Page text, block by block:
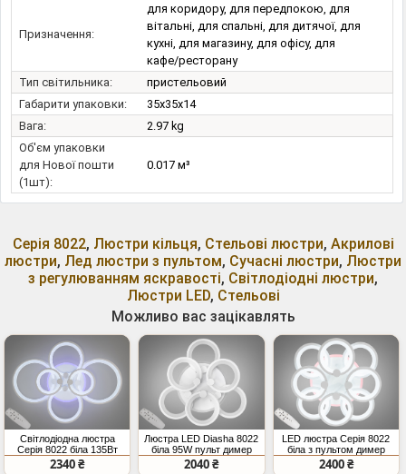
Призначення:
для коридору, для передпокою, для
вітальні, для спальні, для дитячої, для
кухні, для магазину, для офісу, для
кафе/ресторану
Тип світильника:
пристельовий
Габарити упаковки:
35x35x14
Вага:
2.97 kg
Об'єм упаковки
для Нової пошти
(1шт):
0.017 м³
Серія 8022, Люстри кільця, Стельові люстри, Акрилові
люстри, Лед люстри з пультом, Сучасні люстри, Люстри
з регулюванням яскравості, Світлодіодні люстри,
Люстри LED, Стельові
Можливо вас зацікавлять
Світлодіодна люстра
Серія 8022 біла 135Вт
димер
2340 ₴
Люстра LED Diasha 8022
біла 95W пульт димер
2040 ₴
LED люстра Серія 8022
біла з пультом димер
2400 ₴